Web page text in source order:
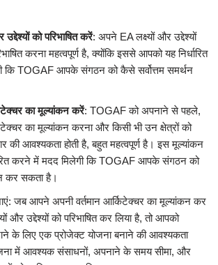
को परिभाषित करें: अपने EA लक्ष्यों और उद्देश्यों
करना महत्वपूर्ण है, क्योंकि इससे आपको यह निर्धारित
कि TOGAF आपके संगठन को कैसे सर्वोत्तम समर्थन
का मूल्यांकन करें: TOGAF को अपनाने से पहले,
का मूल्यांकन करना और किसी भी उन क्षेत्रों को
की आवश्यकता होती है, बहुत महत्वपूर्ण है। इस मूल्यांकन
करने में मदद मिलेगी कि TOGAF आपके संगठन को
कर सकता है।
जब आपने अपनी वर्तमान आर्किटेक्चर का मूल्यांकन कर
और उद्देश्यों को परिभाषित कर लिया है, तो आपको
के लिए एक प्रोजेक्ट योजना बनाने की आवश्यकता
में आवश्यक संसाधनों, अपनाने के समय सीमा, और